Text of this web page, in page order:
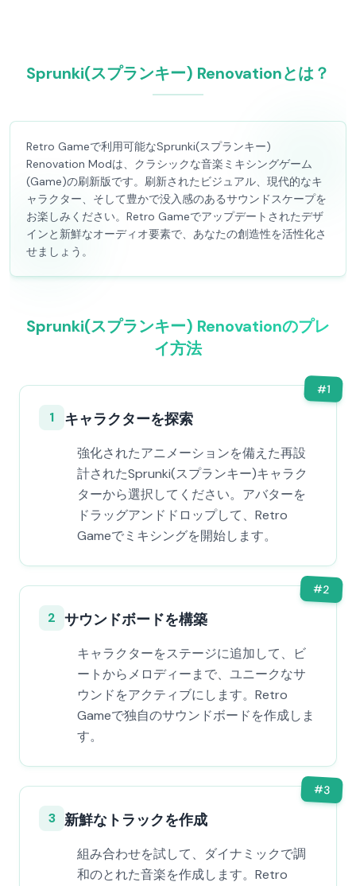
Sprunki(スプランキー) Renovationとは？
Retro Gameで利用可能なSprunki(スプランキー)
Renovation Modは、クラシックな音楽ミキシングゲーム
(Game)の刷新版です。刷新されたビジュアル、現代的なキ
ャラクター、そして豊かで没入感のあるサウンドスケープを
お楽しみください。Retro Gameでアップデートされたデザ
インと新鮮なオーディオ要素で、あなたの創造性を活性化さ
せましょう。
Sprunki(スプランキー) Renovationのプレ
イ方法
#1
1 キャラクターを探索
強化されたアニメーションを備えた再設
計されたSprunki(スプランキー)キャラク
ターから選択してください。アバターを
ドラッグアンドドロップして、Retro
Gameでミキシングを開始します。
#2
2 サウンドボードを構築
キャラクターをステージに追加して、ビ
ートからメロディーまで、ユニークなサ
ウンドをアクティブにします。Retro
Gameで独自のサウンドボードを作成しま
す。
#3
3 新鮮なトラックを作成
組み合わせを試して、ダイナミックで調
和のとれた音楽を作成します。Retro